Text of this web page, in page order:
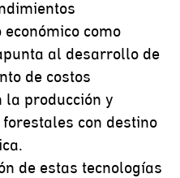
como
al desarrollo de
de costos
la producción y
con destino
de estas tecnologías